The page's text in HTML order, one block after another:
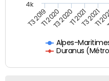
Alpes-
Duranus
T3 2019T1 2020T3 2020T1 2021T3 2021
T1
4k